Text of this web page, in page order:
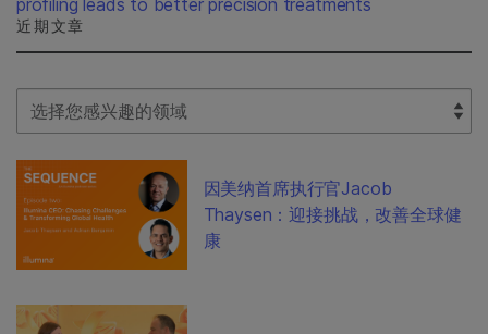
近期文章
Select Filter
因美纳首席执行官Jacob
Thaysen：迎接挑战，改善全球健
康